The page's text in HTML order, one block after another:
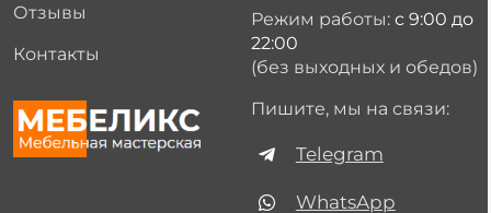
Отзывы
Контакты
Режим работы: с 9:00 до
22:00
(без выходных и обедов)
Пишите, мы на связи:
Telegram
WhatsApp